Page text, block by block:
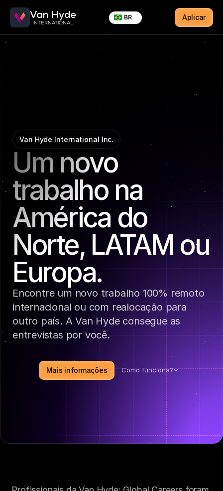
Van Hyde
INTERNATIONAL
Select Language
BR Aplicar
Van Hyde International Inc.
Um novo
trabalho na
América do
Norte, LATAM ou
Europa.
Encontre um novo trabalho 100% remoto
internacional ou com realocação para
outro país. A Van Hyde consegue as
entrevistas por você.
Mais informações Como funciona?